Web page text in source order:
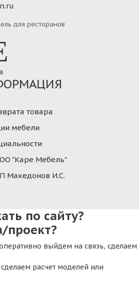
для ресторанов
товара
мебели
"Каре Мебель"
Македонов И.С.
по сайту?
проект?
выйдем на связь, сделаем
расчет моделей или